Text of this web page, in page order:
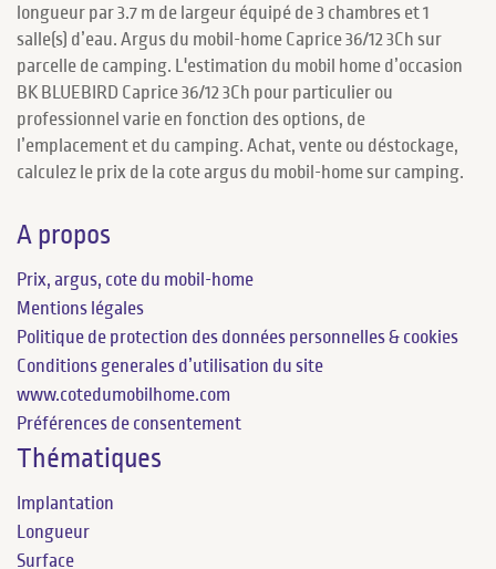
longueur par 3.7 m de largeur équipé de 3 chambres et 1
salle(s) d’eau. Argus du mobil-home Caprice 36/12 3Ch sur
parcelle de camping. L'estimation du mobil home d’occasion
BK BLUEBIRD Caprice 36/12 3Ch pour particulier ou
professionnel varie en fonction des options, de
l’emplacement et du camping. Achat, vente ou déstockage,
calculez le prix de la cote argus du mobil-home sur camping.
A propos
Prix, argus, cote du mobil-home
Mentions légales
Politique de protection des données personnelles & cookies
Conditions generales d’utilisation du site
www.cotedumobilhome.com
Préférences de consentement
Thématiques
Implantation
Longueur
Surface